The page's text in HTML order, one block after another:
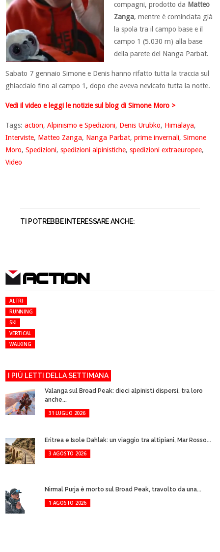
compagni, prodotto da Matteo
Zanga, mentre è cominciata già
la spola tra il campo base e il
campo 1 (5.030 m) alla base
della parete del Nanga Parbat.
Sabato 7 gennaio Simone e Denis hanno rifatto tutta la traccia sul
ghiacciaio fino al campo 1, dopo che aveva nevicato tutta la notte.
Vedi il video e leggi le notizie sul blog di Simone Moro >
Tags:action,Alpinismo e Spedizioni, Denis Urubko, Himalaya,
Interviste, Matteo Zanga, Nanga Parbat,prime invernali,Simone
Moro,Spedizioni,spedizioni alpinistiche,spedizioni extraeuropee,
Video
TI POTREBBE INTERESSARE ANCHE:
ACTION
ALTRI
RUNNING
SKI
VERTICAL
WALKING
I PIÙ LETTI DELLA SETTIMANA
Valanga sul Broad Peak: dieci alpinisti dispersi, tra loro
anche...
31 LUGLIO 2026
Eritrea e Isole Dahlak: un viaggio tra altipiani, Mar Rosso...
3 AGOSTO 2026
Nirmal Purja è morto sul Broad Peak, travolto da una...
1 AGOSTO 2026